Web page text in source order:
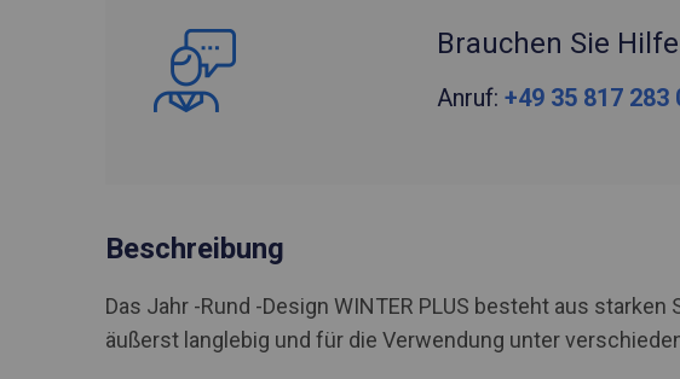
Brauchen Sie
Anruf: +49 35 817 283
Beschreibung
Das Jahr -Rund -Design WINTER PLUS besteht aus
äußerst langlebig und für die Verwendung unter